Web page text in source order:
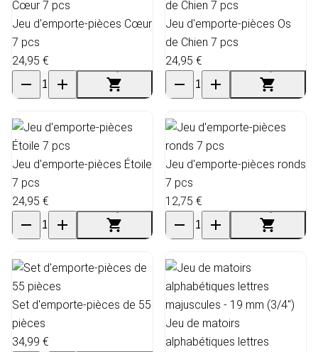
Jeu d'emporte-pièces Cœur
7 pcs
24,95 €
Jeu d'emporte-pièces Os
de Chien 7 pcs
24,95 €
Jeu d'emporte-pièces Étoile
7 pcs
24,95 €
Jeu d'emporte-pièces ronds
7 pcs
12,75 €
Set d'emporte-pièces de 55
pièces
34,99 €
Jeu de matoirs
alphabétiques lettres